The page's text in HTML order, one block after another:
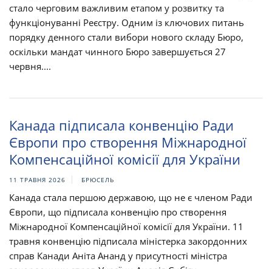
стало черговим важливим етапом у розвитку та
функціонуванні Реєстру. Одним із ключових питань
порядку денного стали вибори нового складу Бюро,
оскільки мандат чинного Бюро завершується 27
червня....
Канада підписала конвенцію Ради
Європи про створення Міжнародної
Компенсаційної комісії для України
11 ТРАВНЯ 2026 БРЮСЕЛЬ
Канада стала першою державою, що не є членом Ради
Європи, що підписала конвенцію про створення
Міжнародної Компенсаційної комісії для України. 11
травня конвенцію підписала міністерка закордонних
справ Канади Аніта Ананд у присутності міністра